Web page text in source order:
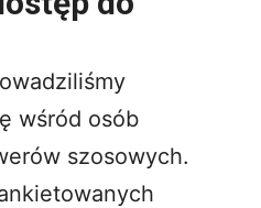
wśród osób
szosowych.